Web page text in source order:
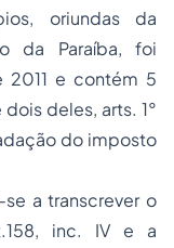
oriundas da
da Paraíba, foi
2011 e contém 5
deles, arts. 1°
do imposto
a transcrever o
inc. IV e a